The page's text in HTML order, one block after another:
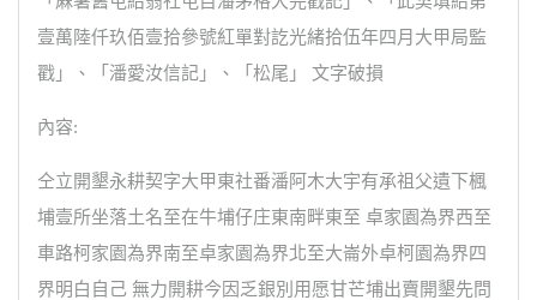
壹萬陸仟玖佰壹拾參號紅單對訖光緒拾伍年四月大甲局監
戳」、「潘愛汝信記」、「松尾」 文字破損
內容:
仝立開墾永耕契字大甲東社番潘阿木大宇有承祖父遺下楓
埔壹所坐落土名至在牛埔仔庄東南畔東至 卓家園為界西至
車路柯家園為界南至卓家園為界北至大崙外卓柯園為界四
界明白自己 無力開耕今因乏銀別用愿甘芒埔出賣開墾先問